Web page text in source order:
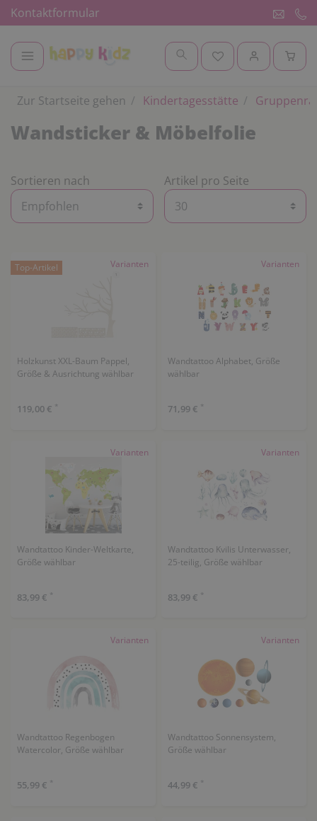
Kontaktformular
Zur Startseite gehen Kindertagesstätte
Wandsticker & Möbelfolie
Sortieren nach Artikel pro Seite
Varianten
Top-Artikel
Holzkunst XXL-Baum Pappel,
Größe & Ausrichtung wählbar
119,00 € *
Varianten
Wandtattoo Alphabet, Größe
wählbar
71,99 € *
Varianten
Wandtattoo Kinder-Weltkarte,
Größe wählbar
83,99 € *
Varianten
Wandtattoo Kvilis Unterwasser,
25-teilig, Größe wählbar
83,99 € *
Varianten
Wandtattoo Regenbogen
Watercolor, Größe wählbar
55,99 € *
Varianten
Wandtattoo Sonnensystem,
Größe wählbar
44,99 € *